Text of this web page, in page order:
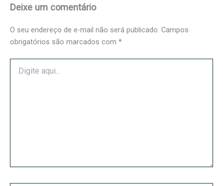
Deixe um comentário
O seu endereço de e-mail não será publicado. Campos
obrigatórios são marcados com *
aqui...